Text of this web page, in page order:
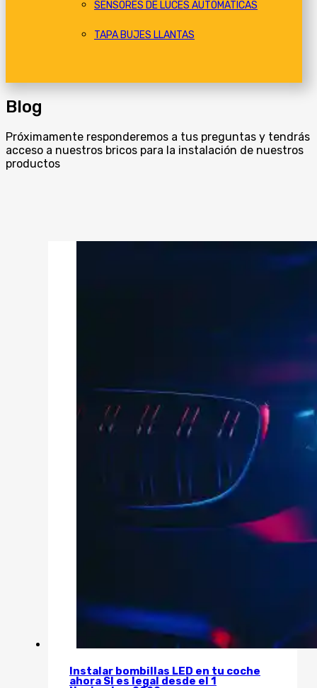
SENSORES DE LUCES AUTOMATICAS
TAPA BUJES LLANTAS
Blog
Próximamente responderemos a tus preguntas y tendrás
acceso a nuestros bricos para la instalación de nuestros
productos
Instalar bombillas LED en tu coche
ahora SI es legal desde el 1